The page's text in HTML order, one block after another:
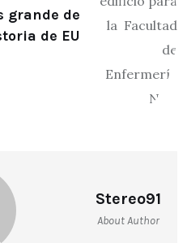
grande de
de EU
Stereo91
About Author